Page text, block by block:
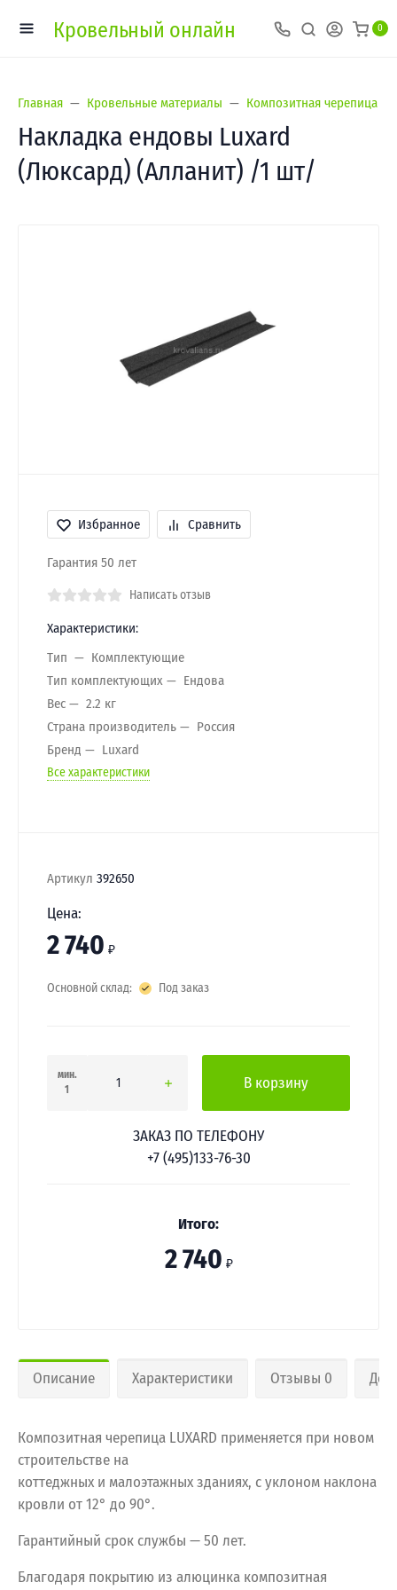
Кровельный онлайн 0
Главная Кровельные материалы Композитная черепица
Накладка ендовы Luxard
(Люксард) (Алланит) /1 шт/
Избранное Сравнить
Гарантия 50 лет
Написать отзыв
Характеристики:
Тип
Комплектующие
Тип комплектующих
Ендова
Вес
2.2 кг
Страна производитель
Россия
Бренд
Luxard
Все характеристики
Артикул 392650
Цена:
2 740 ₽
Основной склад: Под заказ
мин.
1
В корзину
ЗАКАЗ ПО ТЕЛЕФОНУ
+7 (495)133-76-30
Итого:
2 740 ₽
Описание Характеристики Отзывы 0
Композитная черепица LUXARD применяется при новом
строительстве на
коттеджных и малоэтажных зданиях, с уклоном наклона
кровли от 12° до 90°.
Гарантийный срок службы — 50 лет.
Благодаря покрытию из алюцинка композитная